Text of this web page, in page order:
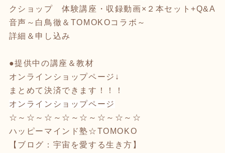
クショップ 体験講座・収録動画×２本セット+Q&A
音声 ～白鳥徹＆TOMOKOコラボ～
詳細＆申し込み
●提供中の講座＆教材
オンラインショップページ↓
まとめて決済できます！！！
オンラインショップページ
☆～☆～☆～☆～☆～☆～☆～☆
ハッピーマインド塾☆TOMOKO
【ブログ：宇宙を愛する生き方】